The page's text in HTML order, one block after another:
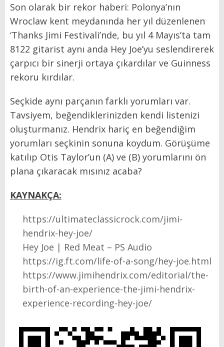
Son olarak bir rekor haberi: Polonya’nın
Wroclaw kent meydanında her yıl düzenlenen
‘Thanks Jimi Festivali’nde, bu yıl 4 Mayıs’ta tam
8122 gitarist aynı anda Hey Joe’yu seslendirerek
çarpıcı bir sinerji ortaya çıkardılar ve Guinness
rekoru kırdılar.
Seçkide aynı parçanın farklı yorumları var.
Tavsiyem, beğendiklerinizden kendi listenizi
oluşturmanız. Hendrix hariç en beğendiğim
yorumları seçkinin sonuna koydum. Görüşüme
katılıp Otis Taylor’un (A) ve (B) yorumlarını ön
plana çıkaracak mısınız acaba?
KAYNAKÇA:
https://ultimateclassicrock.com/jimi-
hendrix-hey-joe/
Hey Joe | Red Meat – PS Audio
https://ig.ft.com/life-of-a-song/hey-joe.html
https://www.jimihendrix.com/editorial/the-
birth-of-an-experience-the-jimi-hendrix-
experience-recording-hey-joe/